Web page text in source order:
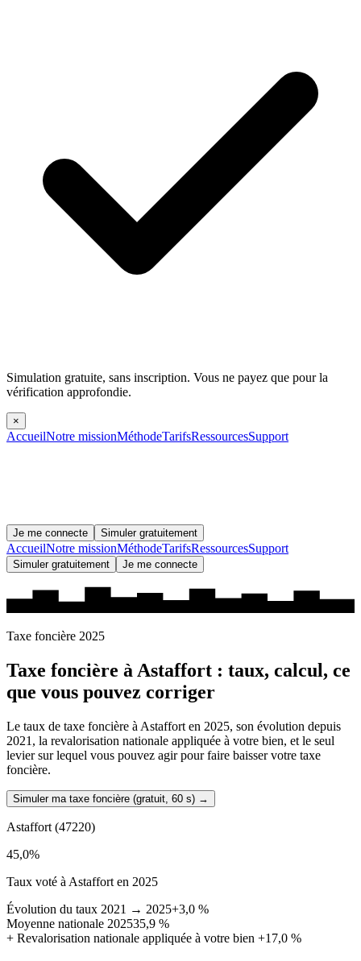
Simulation gratuite, sans inscription. Vous ne payez que pour la
vérification approfondie.
×
AccueilNotre missionMéthodeTarifsRessourcesSupport
Je me connecte Simuler gratuitement
AccueilNotre missionMéthodeTarifsRessourcesSupport
Simuler gratuitement Je me connecte
Taxe foncière 2025
Taxe foncière àAstaffort : taux, calcul, ce
que vous pouvez corriger
Le taux de taxe foncière à Astaffort en 2025, son évolution depuis
2021, la revalorisation nationale appliquée à votre bien, et le seul
levier sur lequel vous pouvez agir pour faire baisser votre taxe
foncière.
Simuler ma taxe foncière (gratuit, 60 s) →
Astaffort (47220)
45,0%
Taux voté à Astaffort en 2025
Évolution du taux 2021 → 2025+3,0 %
Moyenne nationale 202535,9 %
+ Revalorisation nationale appliquée à votre bien +17,0 %